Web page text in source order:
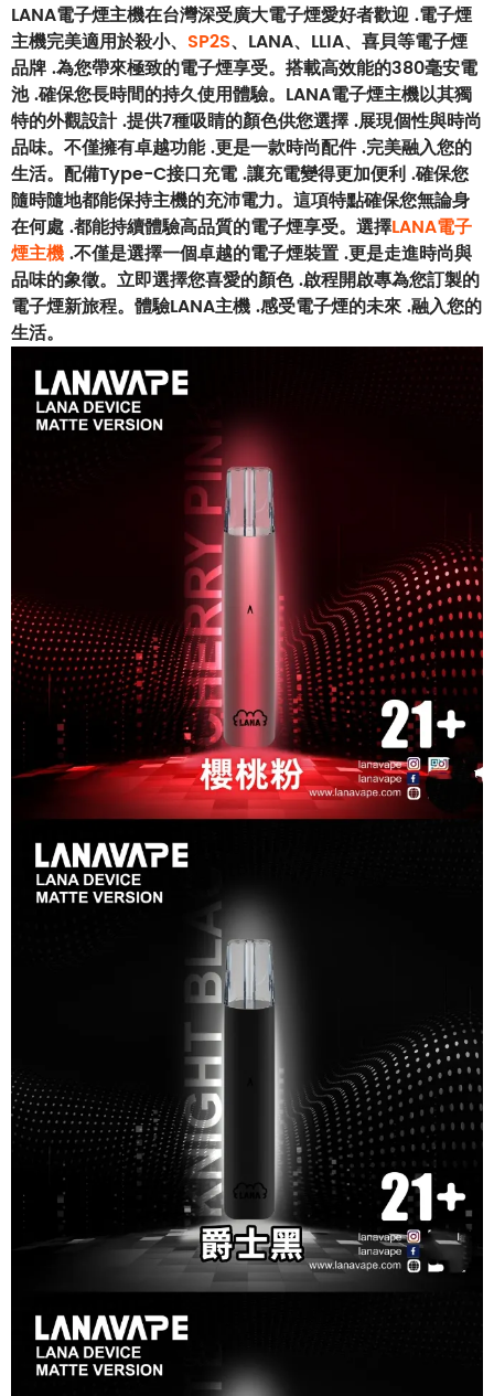
LANA電子煙主機在台灣深受廣大電子煙愛好者歡迎 .電子煙
主機完美適用於殺小、 SP2S、LANA、LLIA、喜貝等電子煙
品牌 .為您帶來極致的電子煙享受。搭載高效能的380毫安電
池 .確保您長時間的持久使用體驗。LANA電子煙主機以其獨
特的外觀設計 .提供7種吸睛的顏色供您選擇 .展現個性與時尚
品味。不僅擁有卓越功能 .更是一款時尚配件 .完美融入您的
生活。配備Type-C接口充電 .讓充電變得更加便利 .確保您
隨時隨地都能保持主機的充沛電力。這項特點確保您無論身
在何處 .都能持續體驗高品質的電子煙享受。選擇LANA電子
煙主機.不僅是選擇一個卓越的電子煙裝置 .更是走進時尚與
品味的象徵。立即選擇您喜愛的顏色 .啟程開啟專為您訂製的
電子煙新旅程。體驗LANA主機 .感受電子煙的未來 .融入您的
生活。